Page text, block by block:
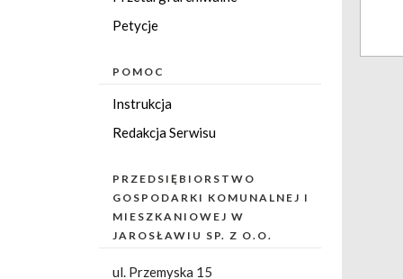
Petycje
POMOC
Instrukcja
Redakcja Serwisu
PRZEDSIĘBIORSTWO
GOSPODARKI KOMUNALNEJ I
MIESZKANIOWEJ W
JAROSŁAWIU SP. Z O.O.
ul. Przemyska 15